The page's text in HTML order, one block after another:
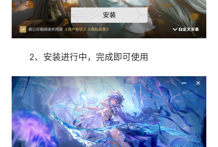
可通过[牵翎祈万声]角色活动唤取获得。
2、安装进行中，完成即可使用